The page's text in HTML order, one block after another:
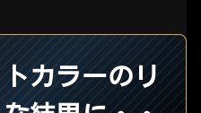
カラーのリ